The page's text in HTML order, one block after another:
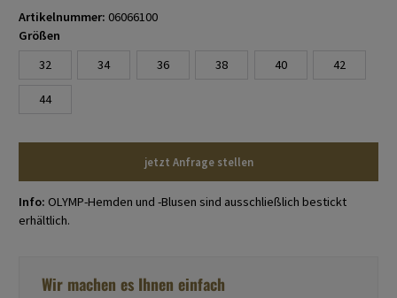
Artikelnummer: 06066100
Größen
32
34 36 38 40 42
44
jetzt Anfrage stellen
Info: OLYMP-Hemden und -Blusen sind ausschließlich bestickt
erhältlich.
Wir machen es Ihnen einfach